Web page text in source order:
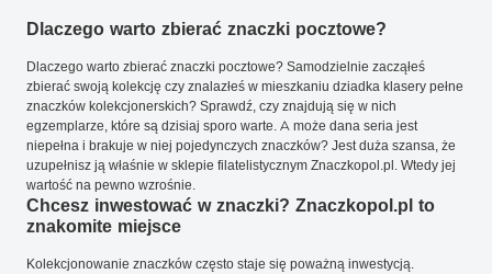
Dlaczego warto zbierać znaczki pocztowe?
Dlaczego warto zbierać znaczki pocztowe? Samodzielnie zacząłeś
zbierać swoją kolekcję czy znalazłeś w mieszkaniu dziadka klasery pełne
znaczków kolekcjonerskich? Sprawdź, czy znajdują się w nich
egzemplarze, które są dzisiaj sporo warte. A może dana seria jest
niepełna i brakuje w niej pojedynczych znaczków? Jest duża szansa, że
uzupełnisz ją właśnie w sklepie filatelistycznym Znaczkopol.pl. Wtedy jej
wartość na pewno wzrośnie.
Chcesz inwestować w znaczki? Znaczkopol.pl to
znakomite miejsce
Kolekcjonowanie znaczków często staje się poważną inwestycją.